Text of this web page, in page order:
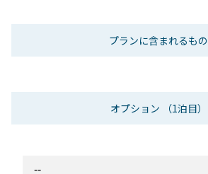
プランに含まれるもの
オプション （1泊目）